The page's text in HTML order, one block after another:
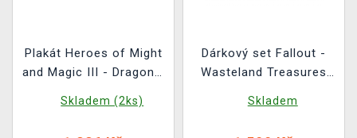
Plakát Heroes of Might
and Magic III - Dragons,
(sada 3 kusů)
Skladem (2ks)
Dárkový set Fallout -
Wasteland Treasures
Skladem